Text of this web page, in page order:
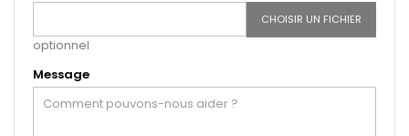
CHOISIR UN FICHIER
optionnel
Message